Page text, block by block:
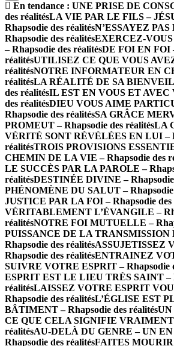
En tendance : UNE PRISE DE
des réalitésLA VIE PAR LE FILS –
Rhapsodie des réalitésN’ESSAYEZ
Rhapsodie des réalitésEXERCEZ-
– Rhapsodie des réalitésDE FOI EN FOI
réalitésUTILISEZ CE QUE VOUS
réalitésNOTRE INFORMATEUR EN
réalitésLA RÉALITÉ DE SA
des réalitésIL EST EN VOUS ET AVEC
des réalitésDIEU VOUS AIME
Rhapsodie des réalitésSA GRÂCE
PROMEUT – Rhapsodie des réalitésLA
VÉRITÉ SONT RÉVÉLÉES EN LUI –
réalitésTROIS PROVISIONS
CHEMIN DE LA VIE – Rhapsodie des
LE SUCCÈS PAR LA PAROLE –
réalitésDESTINÉE DIVINE – Rhapsodie
PHÉNOMÈNE DU SALUT – Rhapsodie
JUSTICE PAR LA FOI – Rhapsodie des
VÉRITABLEMENT L’ÉVANGILE –
réalitésNOTRE FOI MUTUELLE –
PUISSANCE DE LA TRANSMISSION
Rhapsodie des réalitésASSUJETISSEZ
Rhapsodie des réalitésENTRAINEZ
SUIVRE VOTRE ESPRIT – Rhapsodie
ESPRIT EST LE LIEU TRÈS SAINT –
réalitésLAISSEZ VOTRE ESPRIT
Rhapsodie des réalitésL’ÉGLISE EST
BÂTIMENT – Rhapsodie des réalitésUN
CE QUE CELA SIGNIFIE VRAIMENT
réalitésAU-DELÀ DU GENRE – UN
Rhapsodie des réalitésFAITES